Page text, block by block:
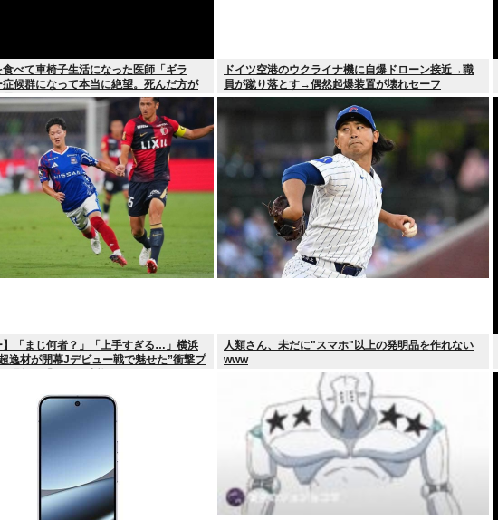
食べて車椅子生活になった医師「ギラ
症候群になって本当に絶望。死んだ方が
思った」
ドイツ空港のウクライナ機に自爆ドローン接近→職
員が蹴り落とす→偶然起爆装置が壊れセーフ
】「まじ何者？」「上手すぎる…」横浜
逸材が開幕Jデビュー戦で魅せた”衝撃プ
人類さん、未だに"スマホ"以上の発明品を作れない
www